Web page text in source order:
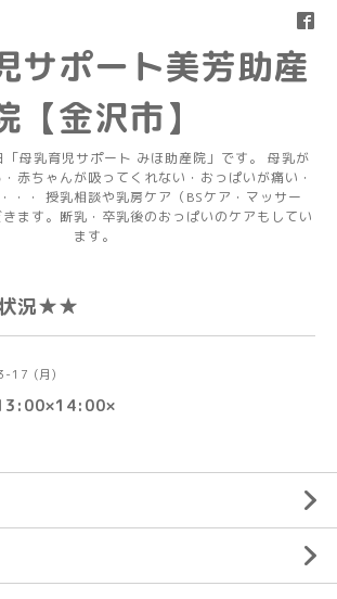
サポート美芳助産
【金沢市】
母乳育児サポート みほ助産院」です。 母乳が
赤ちゃんが吸ってくれない・おっぱいが痛い・
・・ 授乳相談や乳房ケア（BSケア・マッサー
ます。断乳・卒乳後のおっぱいのケアもしてい
ます。
況★★
17 (月)